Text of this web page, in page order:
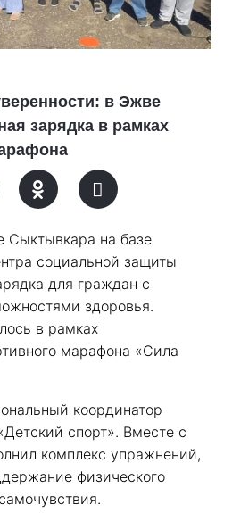
в Эжве
зарядка в рамках
Сыктывкара на базе
социальной защиты
для граждан с
здоровья.
в рамках
марафона «Сила
координатор
спорт». Вместе с
комплекс упражнений,
физического